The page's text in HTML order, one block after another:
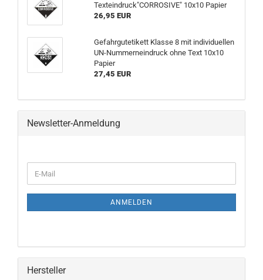
Texteindruck"CORROSIVE" 10x10 Papier
26,95 EUR
Gefahrgutetikett Klasse 8 mit individuellen
UN-Nummerneindruck ohne Text 10x10
Papier
27,45 EUR
Newsletter-Anmeldung
ZUR
E-
Mail
ANMELDEN
Hersteller